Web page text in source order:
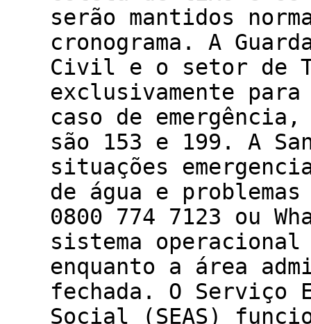
serão mantidos
cronograma. A
Civil e o setor de
exclusivamente
caso de
são 153 e 199. A
situações
de água e
0800 774 7123 ou
sistema operacional
enquanto a área
fechada. O Serviço
Social (SEAS)